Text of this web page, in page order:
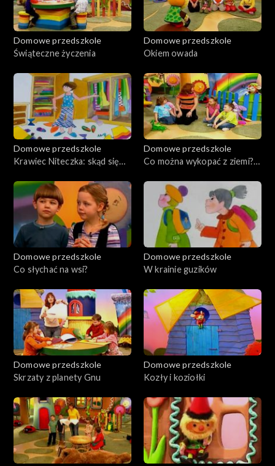
Domowe przedszkole
Świąteczne życzenia
Domowe przedszkole
Okiem owada
Domowe przedszkole
Krawiec Niteczka: skąd się
Domowe przedszkole
Co można wykopać z ziemi?
Domowe przedszkole
Co słychać na wsi?
Domowe przedszkole
W krainie guzików
Domowe przedszkole
Skrzaty z planety Gnu
Domowe przedszkole
Kozły i koziołki